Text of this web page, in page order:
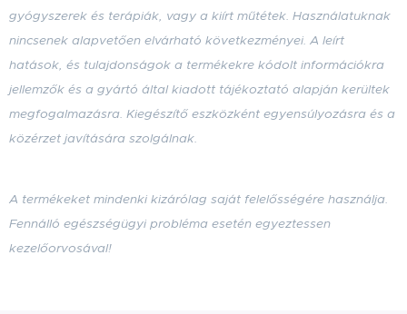
gyógyszerek és terápiák, vagy a kiírt műtétek. Használatuknak
nincsenek alapvetően elvárható következményei. A leírt
hatások, és tulajdonságok a termékekre kódolt információkra
jellemzők és a gyártó által kiadott tájékoztató alapján kerültek
megfogalmazásra. Kiegészítő eszközként egyensúlyozásra és a
közérzet javítására szolgálnak.
A termékeket mindenki kizárólag saját felelősségére használja.
Fennálló egészségügyi probléma esetén egyeztessen
kezelőorvosával!